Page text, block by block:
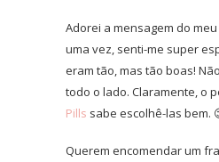
Adorei a mensagem do
uma vez, senti-me super
eram tão, mas tão boas!
todo o lado. Claramente, o
Pills sabe escolhê-las bem.
Querem encomendar um